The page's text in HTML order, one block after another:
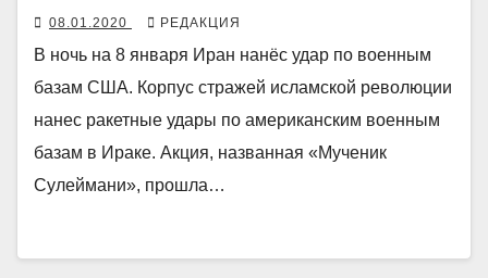
08.01.2020 РЕДАКЦИЯ
В ночь на 8 января Иран нанёс удар по военным
базам США. Корпус стражей исламской революции
нанес ракетные удары по американским военным
базам в Ираке. Акция, названная «Мученик
Сулеймани», прошла…